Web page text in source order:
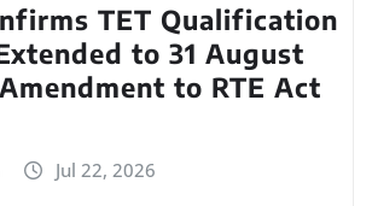
TET Qualification
to 31 August
to RTE Act
Jul 22, 2026